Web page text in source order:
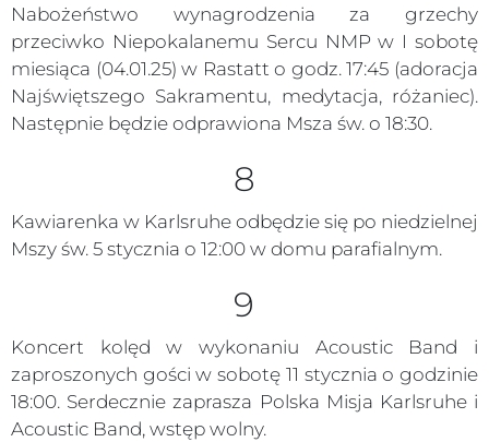
Nabożeństwo wynagrodzenia za grzechy
przeciwko Niepokalanemu Sercu NMP w I sobotę
miesiąca (04.01.25) w Rastatt o godz. 17:45 (adoracja
Najświętszego Sakramentu, medytacja, różaniec).
Następnie będzie odprawiona Msza św. o 18:30.
8
Kawiarenka w Karlsruhe odbędzie się po niedzielnej
Mszy św. 5 stycznia o 12:00 w domu parafialnym.
9
Koncert kolęd w wykonaniu Acoustic Band i
zaproszonych gości w sobotę 11 stycznia o godzinie
18:00. Serdecznie zaprasza Polska Misja Karlsruhe i
Acoustic Band, wstęp wolny.